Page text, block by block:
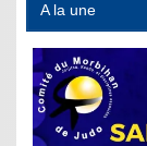
A la une